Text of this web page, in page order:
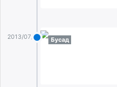
2013/07/29 Бусад